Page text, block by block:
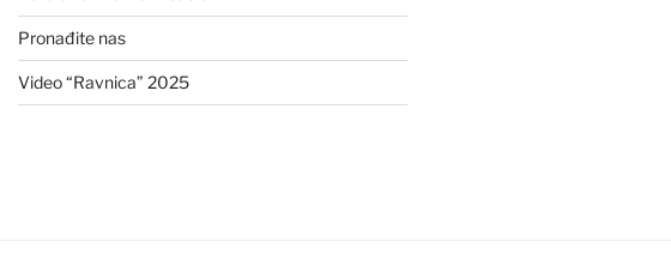
Pronađite nas
Video “Ravnica” 2025